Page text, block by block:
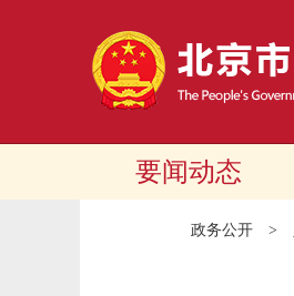
要闻动态
政务公开 >